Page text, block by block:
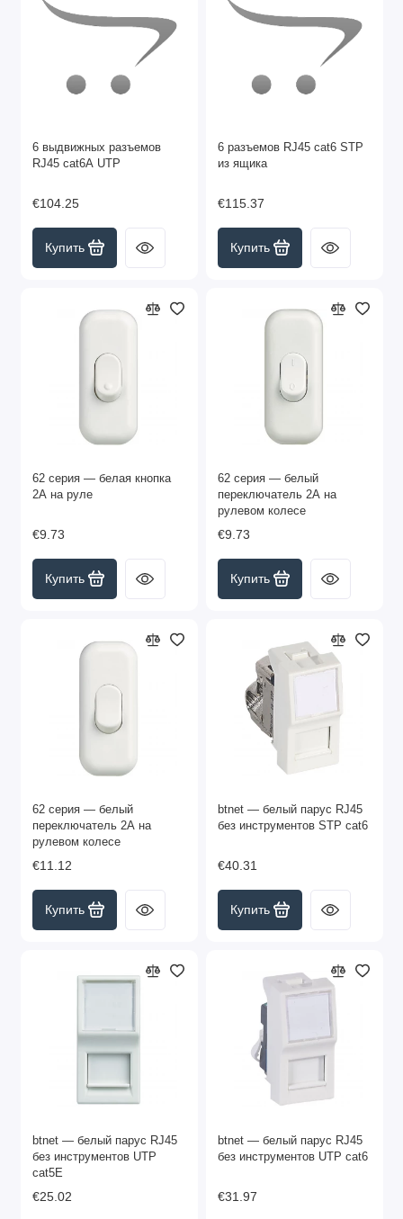
6 выдвижных разъемов
RJ45 cat6A UTP
€104.25
Купить
6 разъемов RJ45 cat6 STP
из ящика
€115.37
Купить
62 серия — белая кнопка
2А на руле
€9.73
Купить
62 серия — белый
переключатель 2А на
рулевом колесе
€9.73
Купить
62 серия — белый
переключатель 2А на
рулевом колесе
€11.12
Купить
btnet — белый парус RJ45
без инструментов STP cat6
€40.31
Купить
btnet — белый парус RJ45
без инструментов UTP
cat5E
€25.02
btnet — белый парус RJ45
без инструментов UTP cat6
€31.97